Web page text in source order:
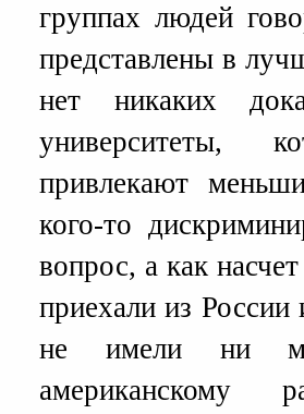
группах людей
представлены в
нет никаких
университеты,
привлекают
кого-то
вопрос, а как
приехали из
не имели ни
американскому